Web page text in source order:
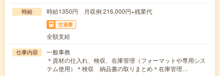
時給 時給1350円 月収例 216,000円+残業代
交通費
全額支給
仕事内容
一般事務
＊資材の仕入れ、検収、在庫管理（フォーマットや専用シス
テム使用）＊検収 納品書の取りまとめ＊在庫管理…